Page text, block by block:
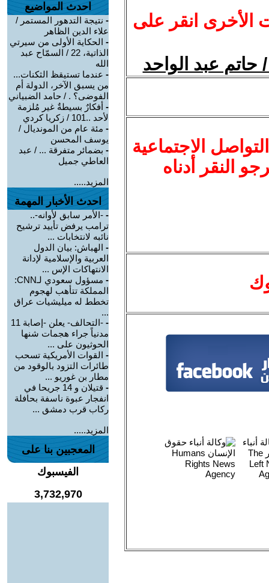
الأخرى انقر على
حاتم عبد الواحد
الاجتماعية
النقر أدناه
احدث المواضيع
- نتيجة التدهور المستمر /
علاء الدين الظاهر
- الحكاية الأولى من سيرتي
الذاتية، 22 / السمّاح عبد
الله
- عندما تستيقظ الثكنات...
من يسبق الآخر، الدولة أم
الفوضى؟ . / حامد الضبياني
- أفكارٌ بسيطةٌ غير مُلزمة
لأحد ..101 / زكريا كردي
- مئة عام من المونديال /
يوسف المحسن
- بضمائر متفرقة ... / عبد
العاطي جميل
المزيد.....
احدث الأخبار المهمة
- -الأمر سابق لأوانه-..
ترامب يرفض تأييد ترشيح
نائبه لانتخابات ...
- الهباش: بيان الدول
العربية والإسلامية لإدانة
الانتهاكات الإس ...
-
مسؤول سعودي لـCNN:
المملكة تتأهب لهجوم
تخطط له ميليشيات عراق
...
-
-التحالف- يعلن -إصابة 11
مدنياً جراء هجمات شنها
الحوثيون على ...
- القوات الأمريكية تسحب
طائرات التزود بالوقود من
مطار بن غوريو ...
-
قتيلان و 14 جريحا في
انفجار عبوة ناسفة بحافلة
ركاب قرب دمشق ...
المزيد.....
المعجبين بنا على
الفيسبوك
3,732,970